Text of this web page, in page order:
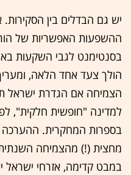
יש גם הבדלים בין
ההשפעות האפשריות של
בסנטימנט לגבי השקעות
הולך צעד אחד הלאה,
הצמיחה אם הגדרת ישראל
למדינה "חופשית חלקית",
בספרות המחקרית. ההערכה
במבט קדימה, אזרחי ישראל